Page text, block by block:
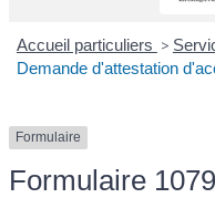
Accueil particuliers >
Demande d'attestation
Formulaire
Formulaire